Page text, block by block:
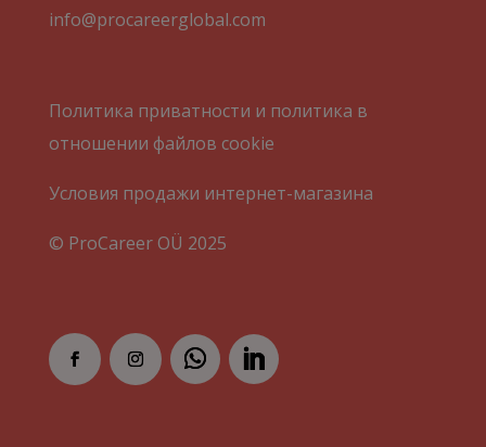
info@procareerglobal.com
Политика приватности и политика в
отношении файлов cookie
Условия продажи интернет-магазина
© ProCareer OÜ 2025